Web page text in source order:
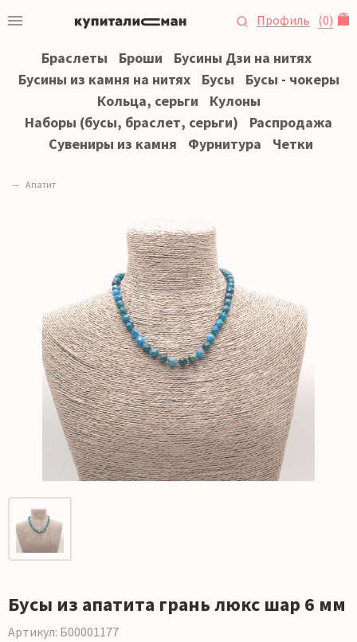
Профиль (0)
Браслеты Броши
Бусины Дзи на нитях
Бусины из камня на нитях
Бусы
Бусы - чокеры
Кольца, серьги
Кулоны
Наборы (бусы, браслет, серьги)
Распродажа
Сувениры из камня
Фурнитура Четки
Апатит
Бусы из апатита грань люкс шар 6 мм
Артикул: Б00001177